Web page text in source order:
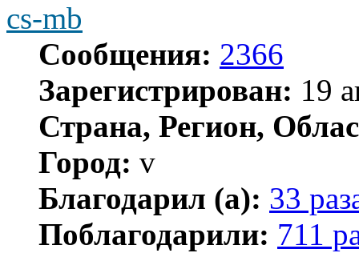
cs-mb
Сообщения: 2366
Зарегистрирован: 19
Страна, Регион,
Город: v
Благодарил (а): 33
Поблагодарили: 711